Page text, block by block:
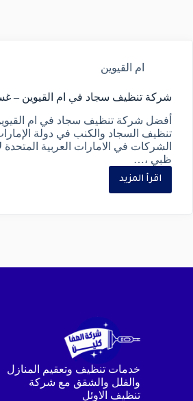
ام القيوين
شركة تنظيف سجاد في ام القيوين –
أفضل شركة تنظيف سجاد في ام
تنظيف السجاد والكنب في دولة
الشركات في الامارات العربية
ظبي ،…
اقرأ المزيد
خدمات تنظيف وتعقيم المنازل
والفلل والشقق مع شركة
تنظيف الاوئل